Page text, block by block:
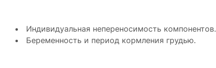
Индивидуальная непереносимость компонентов.
Беременность и период кормления грудью.